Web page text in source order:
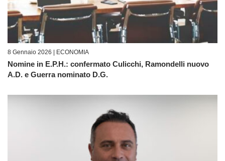
8 Gennaio 2026 | ECONOMIA
Nomine in E.P.H.: confermato Culicchi, Ramondelli nuovo
A.D. e Guerra nominato D.G.